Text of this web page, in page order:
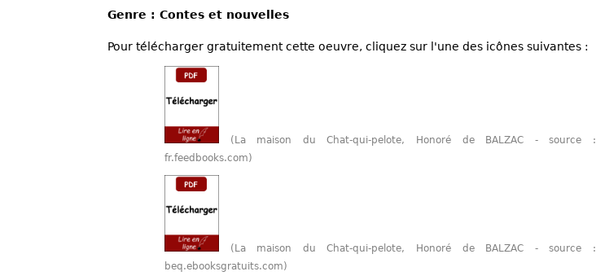
Genre : Contes et nouvelles
Pour télécharger gratuitement cette oeuvre, cliquez sur l'une des icônes suivantes :
(La maison du Chat-qui-pelote, Honoré de BALZAC - source :
fr.feedbooks.com)
(La maison du Chat-qui-pelote, Honoré de BALZAC - source :
beq.ebooksgratuits.com)